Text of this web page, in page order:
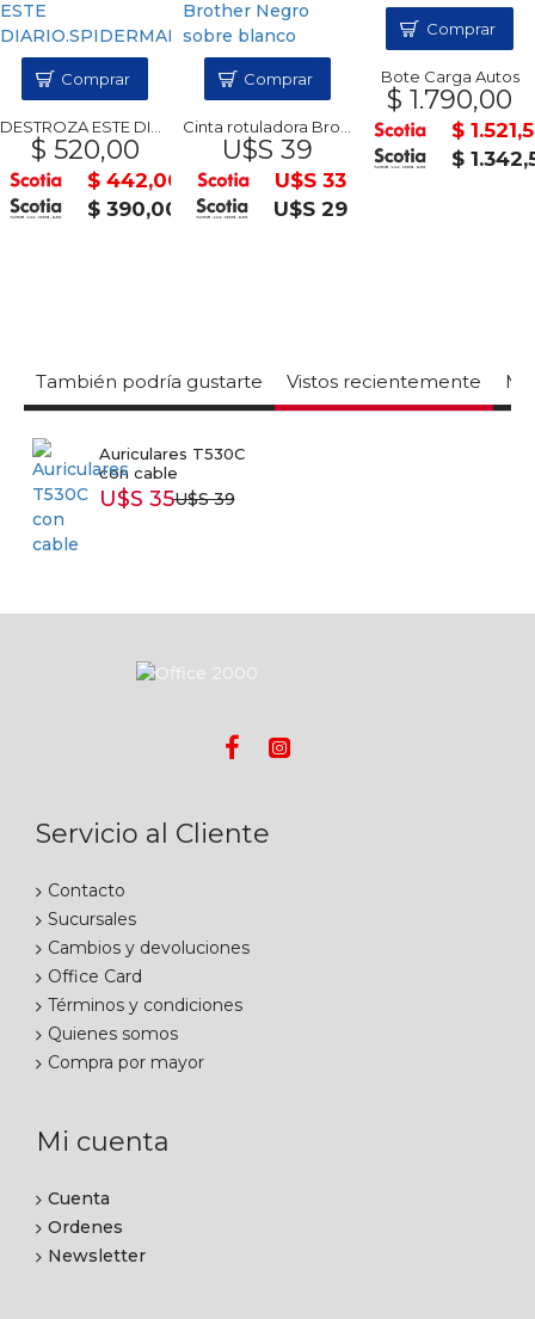
DESTROZA ESTE DIARIO.SPIDERMAN
$ 520,00
$ 442,00
$ 390,00
Comprar
Cinta rotuladora Brother Negro sobre blanco
U$S 39
U$S 33
U$S 29
Comprar Bote Carga Autos
$ 1.790,00
$
$
Comprar
También podría gustarte Vistos recientemente
Auriculares T530C
con cable
U$S 35U$S 39
Servicio al Cliente
Contacto
Sucursales
Cambios y devoluciones
Office Card
Términos y condiciones
Quienes somos
Compra por mayor
Mi cuenta
Cuenta
Ordenes
Newsletter